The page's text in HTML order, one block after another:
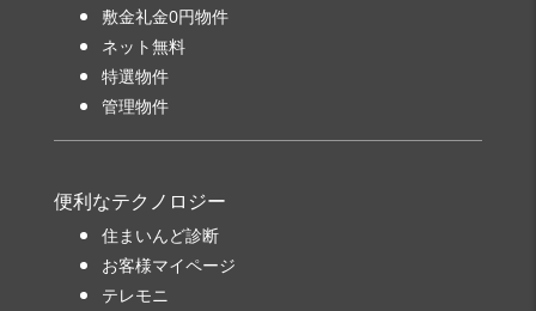
敷金礼金0円物件
ネット無料
特選物件
管理物件
便利なテクノロジー
住まいんど診断
お客様マイページ
テレモニ